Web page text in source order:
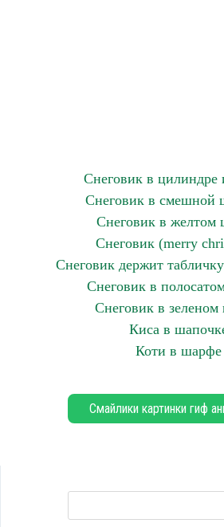
Снеговик в
Снеговик в смешной
Снеговик в желтом
Снеговик (merry
Снеговик держит
Снеговик в
Снеговик в
Киса в
Коти в шарфе
Смайлики картинки гиф